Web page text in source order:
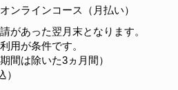
ンラインコース（月払い）
があった翌月末となります。
用が条件です。
間は除いた3ヵ月間）